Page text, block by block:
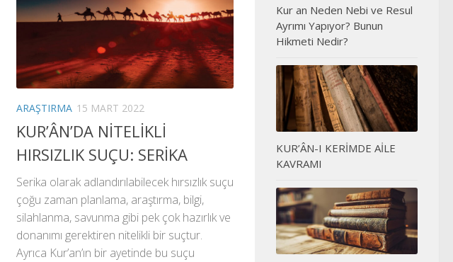
ARAŞTIRMA 15 MART 2022
KUR’ÂN’DA NİTELİKLİ
HIRSIZLIK SUÇU: SERİKA
Serika olarak adlandırılabilecek hırsızlık suçu
çoğu zaman planlama, araştırma, bilgi,
silahlanma, savunma gibi pek çok hazırlık ve
donanımı gerektiren nitelikli bir suçtur.
Ayrıca Kur’an’ın bir ayetinde bu suçu
Kur an Neden Nebi ve Resul
Ayrımı Yapıyor? Bunun
Hikmeti Nedir?
KUR’ÂN-I KERİMDE AİLE
KAVRAMI